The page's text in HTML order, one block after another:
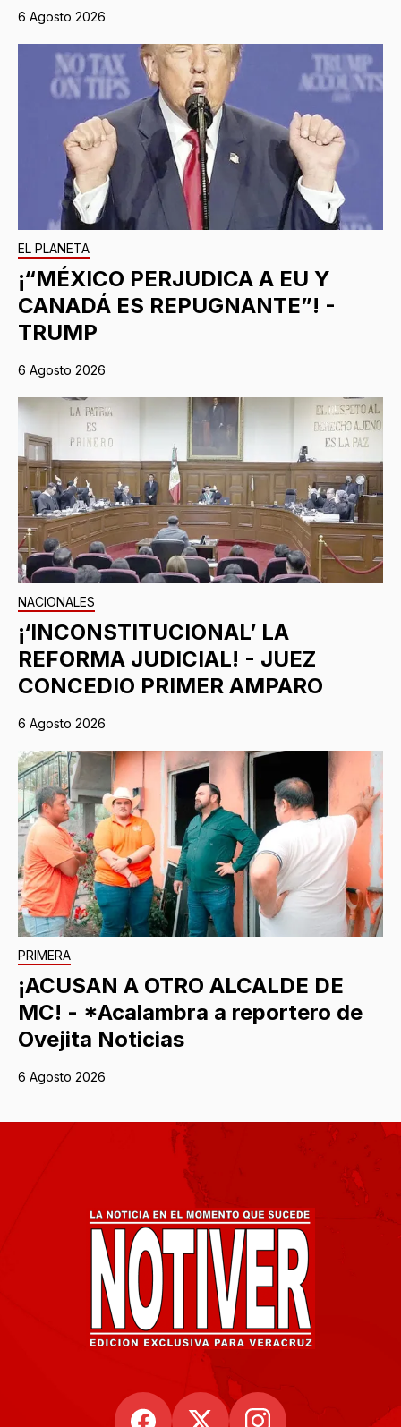
6 Agosto 2026
EL PLANETA
¡“MÉXICO PERJUDICA A EU Y
CANADÁ ES REPUGNANTE”! -
TRUMP
6 Agosto 2026
NACIONALES
¡‘INCONSTITUCIONAL’ LA
REFORMA JUDICIAL! - JUEZ
CONCEDIO PRIMER AMPARO
6 Agosto 2026
PRIMERA
¡ACUSAN A OTRO ALCALDE DE
MC! - *Acalambra a reportero de
Ovejita Noticias
6 Agosto 2026